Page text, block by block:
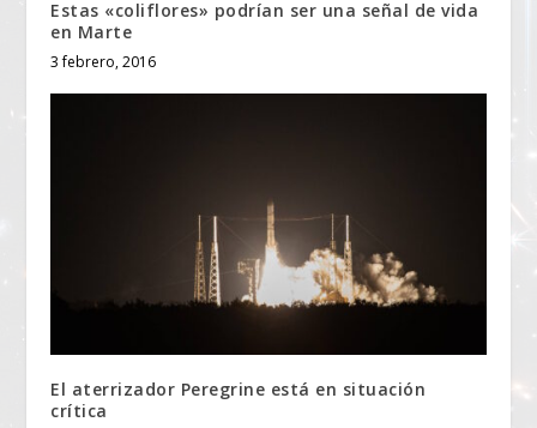
Estas «coliflores» podrían ser una señal de vida
en Marte
3 febrero, 2016
El aterrizador Peregrine está en situación
crítica